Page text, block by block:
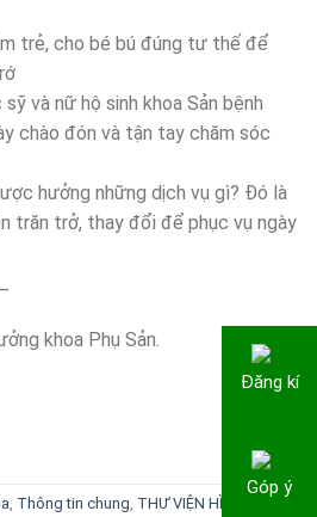
trẻ, cho bé bú đúng tư thế để
và nữ hộ sinh khoa Sản bệnh
chào đón và tận tay chăm sóc
hưởng những dịch vụ gì? Đó là
trăn trở, thay đổi để phục vụ ngày
khoa Phụ Sản.
, Thông tin chung, THƯ VIỆN HÌNH ẢNH
Đăng kí
Góp ý